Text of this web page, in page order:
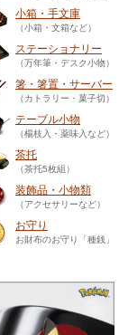
小箱・手文庫
（小箱・文箱など）
ステーショナリー
（万年筆・デスク小物）
箸・箸置・サーバー
（カトラリー・菓子切）
テーブル小物
（楊枝入・薬味入など）
茶托
（茶托5枚組）
装飾品・小物類
（アクセサリーなど）
お守り
お財布のお守り「種銭」